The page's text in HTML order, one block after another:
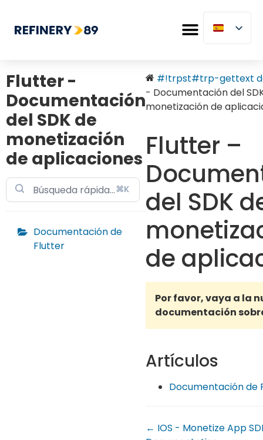
Flutter -
Documentación
del SDK de
monetización
de aplicaciones
⌘K
Documentación de
Flutter
#!trpst#trp-gettext
- Documentación del
monetización de
Flutter –
del SDK
de
Por favor, vaya a la
documentación
Artículos
Documentación de
← IOS - Monetize App